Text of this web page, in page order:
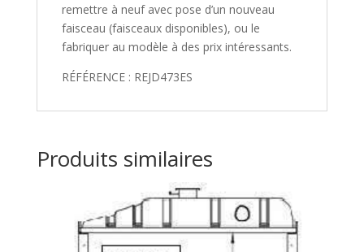
remettre à neuf avec pose d’un nouveau
faisceau (faisceaux disponibles), ou le
fabriquer au modèle à des prix intéressants.
RÉFÉRENCE : REJD473ES
Produits similaires